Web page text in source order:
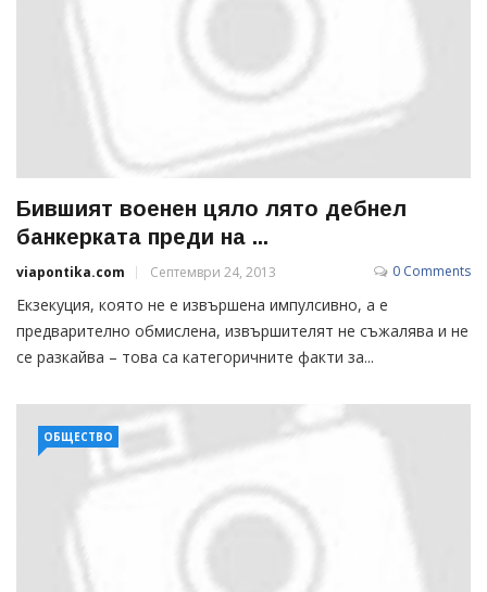
Бившият военен цяло лято дебнел
банкерката преди на ...
viapontika.com Септември 24, 2013 0 Comments
Екзекуция, която не е извършена импулсивно, а е
предварително обмислена, извършителят не съжалява и не
се разкайва – това са категоричните факти за...
ОБЩЕСТВО